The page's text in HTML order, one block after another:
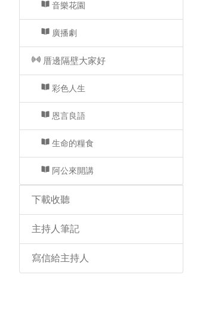
音樂花園
廣播劇
厝邊隔壁大家好
彩色人生
恩言良語
生命的糧食
阿公來開講
下載收聽
主持人筆記
寫信給主持人